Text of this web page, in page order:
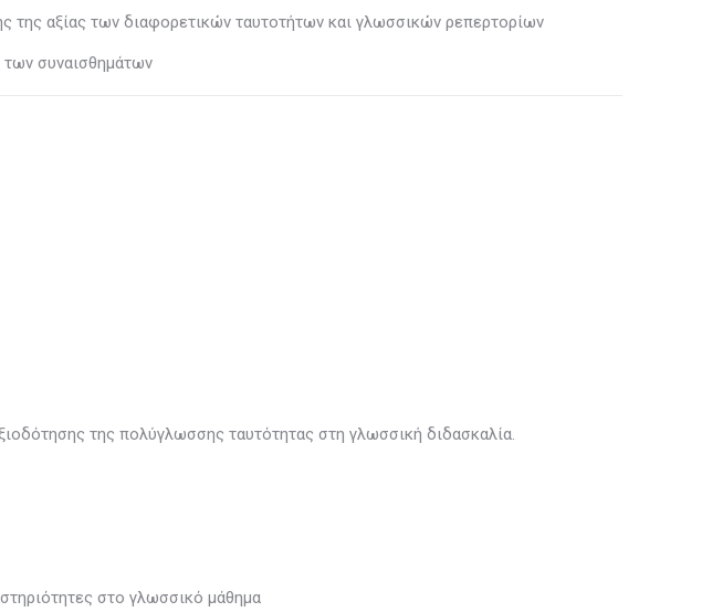
της αξίας των διαφορετικών ταυτοτήτων και γλωσσικών ρεπερτορίων
συναισθημάτων
της πολύγλωσσης ταυτότητας στη γλωσσική διδασκαλία.
στο γλωσσικό μάθημα